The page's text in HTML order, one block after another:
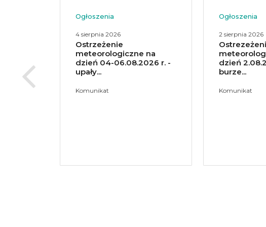
Ogłoszenia
2 sierpnia 2026
Ostrezeżenie
meteorologiczne na
dzień 2.08.2026 r. -
burze...
Komunikat
Ogłoszenia
15 lipca 2026
Ostrzeżenie
dzień
burze...
https://